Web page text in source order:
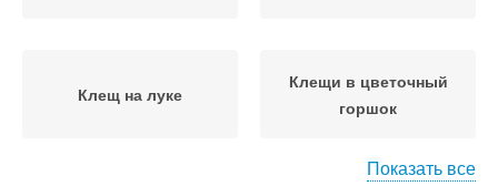
Клещ на луке
Клещи в цветочный
горшок
Показать все